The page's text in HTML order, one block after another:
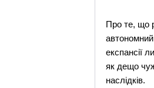
Про те, що
експансії
як дещо
наслідків.